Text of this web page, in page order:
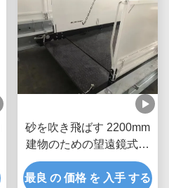
砂を吹き飛ばす 2200mm
建物のための望遠鏡式積
載プラットフォーム
最良 の 価格 を 入手 する